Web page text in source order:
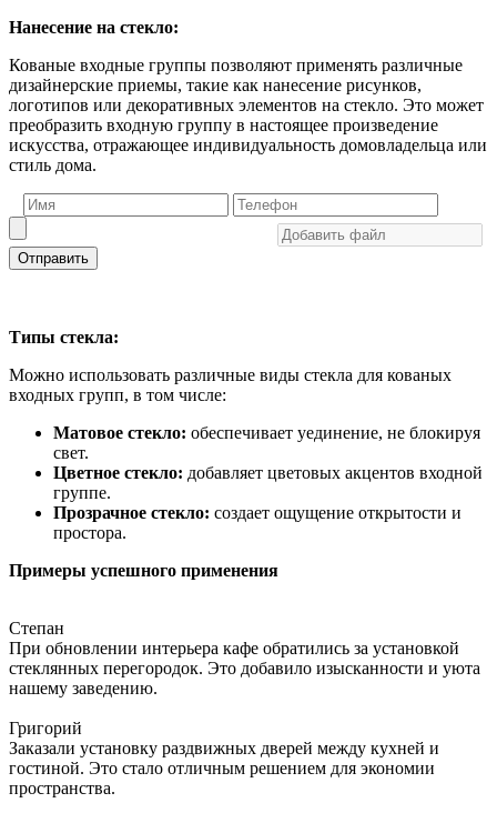
Нанесение на стекло:
Кованые входные группы позволяют применять различные
дизайнерские приемы, такие как нанесение рисунков,
логотипов или декоративных элементов на стекло. Это может
преобразить входную группу в настоящее произведение
искусства, отражающее индивидуальность домовладельца или
стиль дома.
Отправить
Типы стекла:
Можно использовать различные виды стекла для кованых
входных групп, в том числе:
Матовое стекло: обеспечивает уединение, не блокируя
свет.
Цветное стекло: добавляет цветовых акцентов входной
группе.
Прозрачное стекло: создает ощущение открытости и
простора.
Примеры успешного применения
Степан
При обновлении интерьера кафе обратились за установкой
стеклянных перегородок. Это добавило изысканности и уюта
нашему заведению.
Григорий
Заказали установку раздвижных дверей между кухней и
гостиной. Это стало отличным решением для экономии
пространства.